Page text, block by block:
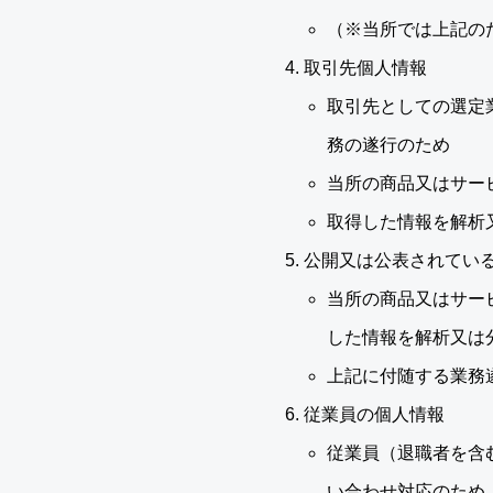
（※当所では上記の
取引先個人情報
取引先としての選定
務の遂行のため
当所の商品又はサー
取得した情報を解析
公開又は公表されてい
当所の商品又はサー
した情報を解析又
上記に付随する業
従業員の個人情報
従業員（退職者を含